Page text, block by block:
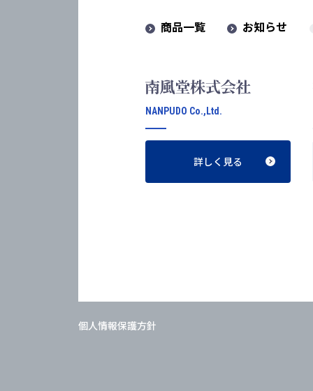
商品一覧 お知らせ
NANPUDO Co.,Ltd.
詳しく見る
個人情報保護方針